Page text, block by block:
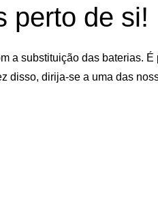
perto de si!
a substituição das baterias.
disso, dirija-se a uma das